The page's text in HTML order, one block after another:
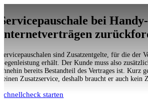
to
content
Sammelverfahren
Servicepauschale bei
Internetverträgen
Servicepauschalen sind Zusatzentgelte, für die der
Gegenleistung erhält. Der Kunde muss also
ohnehin bereits Bestandteil des Vertrages ist. Kurz
keinen Zusatzservice, deshalb braucht er auch kein
Schnellcheck starten